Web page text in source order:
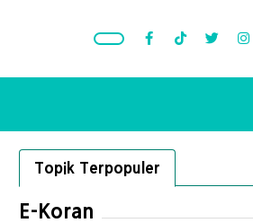
Topik Terpopuler
E-Koran